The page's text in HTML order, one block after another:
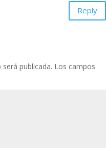
Reply
publicada. Los campos